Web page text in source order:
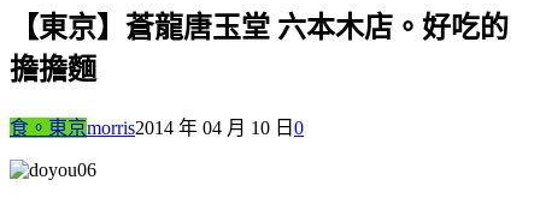
【東京】蒼龍唐玉堂 六本木店。好吃的
擔擔麵
食。東京morris2014 年 04 月 10 日 0